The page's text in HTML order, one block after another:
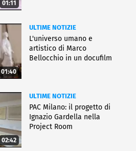
01:11
01:40
ULTIME NOTIZIE
L'universo umano e
artistico di Marco
Bellocchio in un docufilm
02:42
ULTIME NOTIZIE
PAC Milano: il progetto di
Ignazio Gardella nella
Project Room